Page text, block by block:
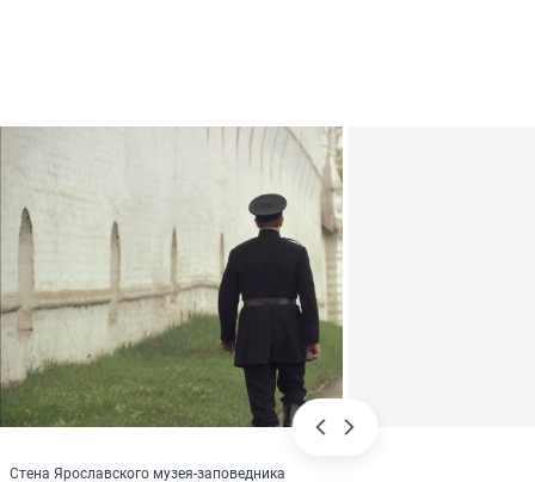
Стена Ярославского музея-заповедника